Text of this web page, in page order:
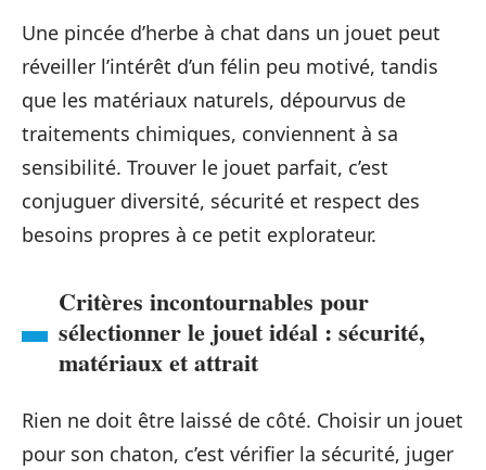
Une pincée d’herbe à chat dans un jouet peut
réveiller l’intérêt d’un félin peu motivé, tandis
que les matériaux naturels, dépourvus de
traitements chimiques, conviennent à sa
sensibilité. Trouver le jouet parfait, c’est
conjuguer diversité, sécurité et respect des
besoins propres à ce petit explorateur.
Critères incontournables pour
sélectionner le jouet idéal : sécurité,
matériaux et attrait
Rien ne doit être laissé de côté. Choisir un jouet
pour son chaton, c’est vérifier la sécurité, juger